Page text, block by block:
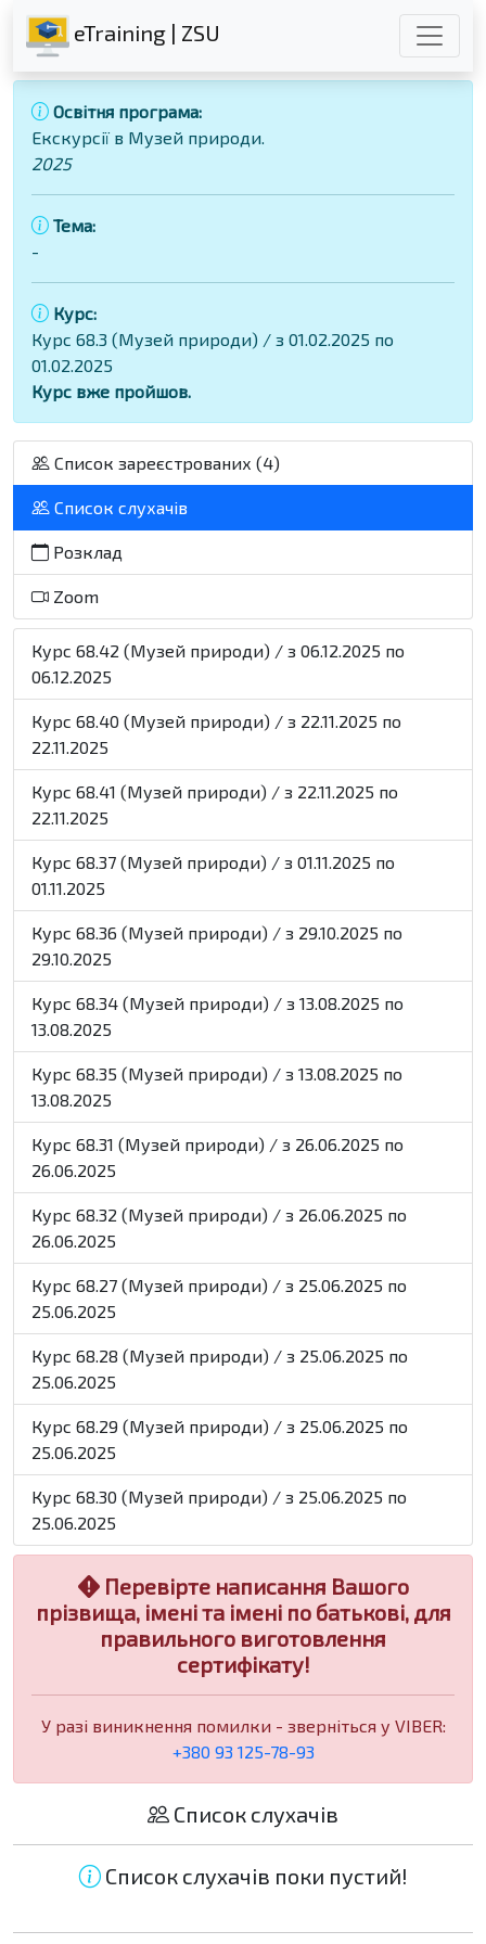
eTraining | ZSU
Освітня програма:
Екскурсії в Музей природи.
2025
Тема:
-
Курс:
Курс 68.3 (Музей природи) / з 01.02.2025 по
01.02.2025
Курс вже пройшов.
Список зареєстрованих (4)
Список слухачів
Розклад
Zoom
Курс 68.42 (Музей природи) / з 06.12.2025 по
06.12.2025
Курс 68.40 (Музей природи) / з 22.11.2025 по
22.11.2025
Курс 68.41 (Музей природи) / з 22.11.2025 по
22.11.2025
Курс 68.37 (Музей природи) / з 01.11.2025 по
01.11.2025
Курс 68.36 (Музей природи) / з 29.10.2025 по
29.10.2025
Курс 68.34 (Музей природи) / з 13.08.2025 по
13.08.2025
Курс 68.35 (Музей природи) / з 13.08.2025 по
13.08.2025
Курс 68.31 (Музей природи) / з 26.06.2025 по
26.06.2025
Курс 68.32 (Музей природи) / з 26.06.2025 по
26.06.2025
Курс 68.27 (Музей природи) / з 25.06.2025 по
25.06.2025
Курс 68.28 (Музей природи) / з 25.06.2025 по
25.06.2025
Курс 68.29 (Музей природи) / з 25.06.2025 по
25.06.2025
Курс 68.30 (Музей природи) / з 25.06.2025 по
25.06.2025
Перевірте написання Вашого
прізвища, імені та імені по батькові, для
правильного виготовлення
сертифікату!
У разі виникнення помилки - зверніться у VIBER:
+380 93 125-78-93
Список слухачів
Список слухачів поки пустий!